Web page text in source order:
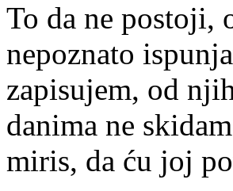
To da ne postoji,
nepoznato
zapisujem, od
danima ne
miris, da ću joj